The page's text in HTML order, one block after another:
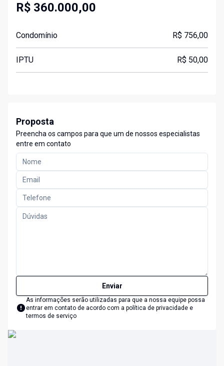
R$ 360.000,00
Condomínio R$ 756,00
IPTU R$ 50,00
Proposta
Preencha os campos para que um de nossos especialistas
entre em contato
Enviar
As informações serão utilizadas para que a nossa equipe possa
entrar em contato de acordo com a política de privacidade e
termos de serviço